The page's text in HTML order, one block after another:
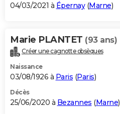
04/03/2021 à Épernay(Marne)
Marie PLANTET (93 ans)
Créer une cagnotte obsèques
Naissance
03/08/1926 à Paris (Paris)
Décès
25/06/2020 à Bezannes (Marne)